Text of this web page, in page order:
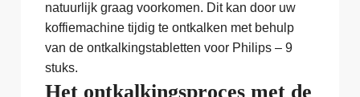
natuurlijk graag voorkomen. Dit kan door uw
koffiemachine tijdig te ontkalken met behulp
van de ontkalkingstabletten voor Philips – 9
stuks.
Het ontkalkingsproces met de